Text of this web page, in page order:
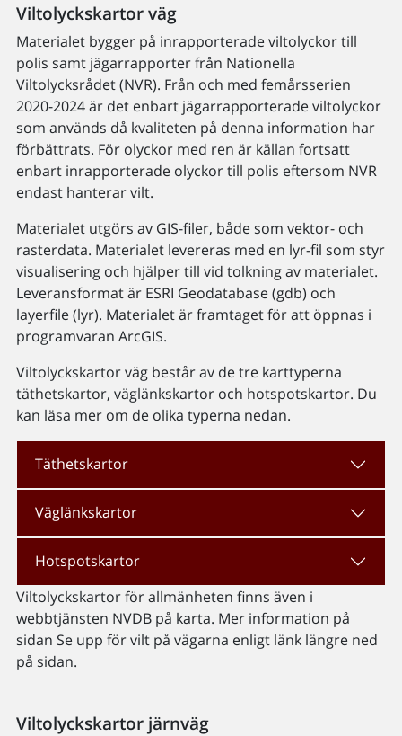
Viltolyckskartor väg
Materialet bygger på inrapporterade viltolyckor till
polis samt jägarrapporter från Nationella
Viltolycksrådet (NVR). Från och med femårsserien
2020-2024 är det enbart jägarrapporterade viltolyckor
som används då kvaliteten på denna information har
förbättrats. För olyckor med ren är källan fortsatt
enbart inrapporterade olyckor till polis eftersom NVR
endast hanterar vilt.
Materialet utgörs av GIS-filer, både som vektor- och
rasterdata. Materialet levereras med en lyr-fil som styr
visualisering och hjälper till vid tolkning av materialet.
Leveransformat är ESRI Geodatabase (gdb) och
layerfile (lyr). Materialet är framtaget för att öppnas i
programvaran ArcGIS.
Viltolyckskartor väg består av de tre karttyperna
täthetskartor, väglänkskartor och hotspotskartor. Du
kan läsa mer om de olika typerna nedan.
Täthetskartor
Väglänkskartor
Hotspotskartor
Viltolyckskartor för allmänheten finns även i
webbtjänsten NVDB på karta. Mer information på
sidan Se upp för vilt på vägarna enligt länk längre ned
på sidan.
Viltolyckskartor järnväg